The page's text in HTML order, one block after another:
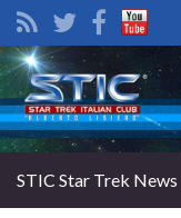
Search
STIC Star Trek News